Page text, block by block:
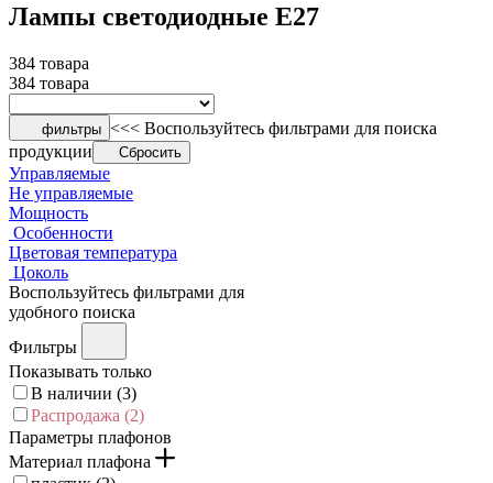
Лампы светодиодные E27
384 товара
384 товара
фильтры <<< Воспользуйтесь фильтрами для поиска
продукции
Сбросить
Управляемые
Не управляемые
Мощность
Особенности
Цветовая температура
Цоколь
Воспользуйтесь фильтрами для
удобного поиска
Фильтры
Показывать только
В наличии (3)
Распродажа (2)
Параметры плафонов
Материал плафона